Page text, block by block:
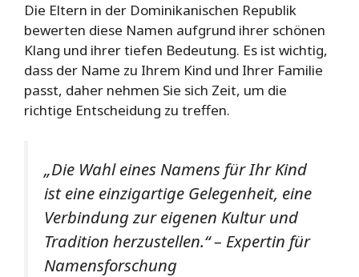
Die Eltern in der Dominikanischen Republik
bewerten diese Namen aufgrund ihrer schönen
Klang und ihrer tiefen Bedeutung. Es ist wichtig,
dass der Name zu Ihrem Kind und Ihrer Familie
passt, daher nehmen Sie sich Zeit, um die
richtige Entscheidung zu treffen.
„Die Wahl eines Namens für Ihr Kind
ist eine einzigartige Gelegenheit, eine
Verbindung zur eigenen Kultur und
Tradition herzustellen.“ – Expertin für
Namensforschung